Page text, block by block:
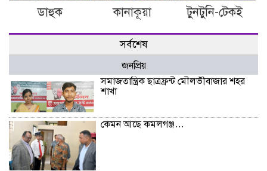
ডাহুক কানাকূয়া টুনটুনি-টেকই
সর্বশেষ
জনপ্রিয়
সমাজতান্ত্রিক ছাত্রফ্রন্ট মৌলভীবাজার শহর
শাখা
কেমন আছে কমলগঞ্জ…